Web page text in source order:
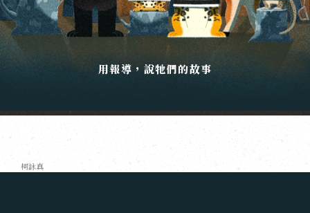
用報導，說牠們的故事
柯詠真